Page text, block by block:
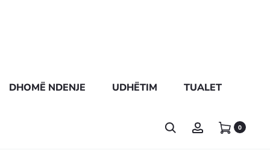
DHOMË NDENJE UDHËTIM TUALET
0